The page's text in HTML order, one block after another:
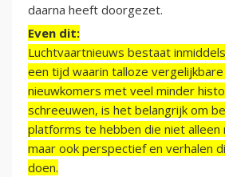
daarna heeft doorgezet.
Even dit:
Luchtvaartnieuws bestaat
een tijd waarin talloze
nieuwkomers met veel minder
schreeuwen, is het belangrijk om
platforms te hebben die niet alleen
maar ook perspectief en verhalen
doen.